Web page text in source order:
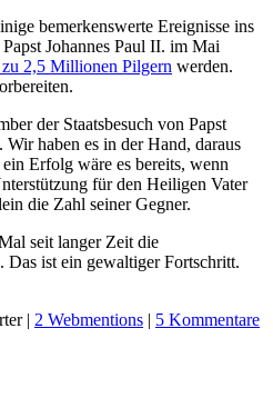
bemerkenswerte Ereignisse ins
Johannes Paul II. im Mai
2,5 Millionen Pilgern werden.
der Staatsbesuch von Papst
haben es in der Hand, daraus
Erfolg wäre es bereits, wenn
für den Heiligen Vater
die Zahl seiner Gegner.
seit langer Zeit die
Das ist ein gewaltiger Fortschritt.
| 2 Webmentions | 5 Kommentare